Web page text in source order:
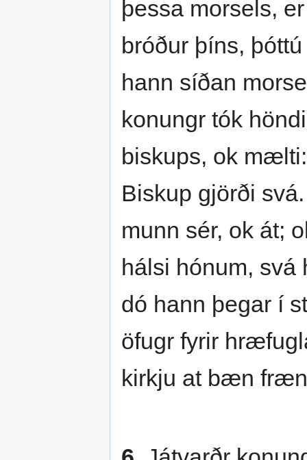
þessa morsels,
bróður þíns,
hann síðan
konungr tók
biskups, ok
Biskup gjörði
munn sér, ok át;
hálsi hónum, svá
dó hann þegar í
öfugr fyrir
kirkju at bæn